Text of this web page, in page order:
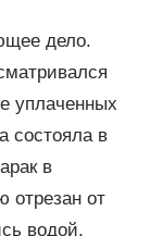
дело.
уплаченных
состояла в
в
отрезан от
водой,